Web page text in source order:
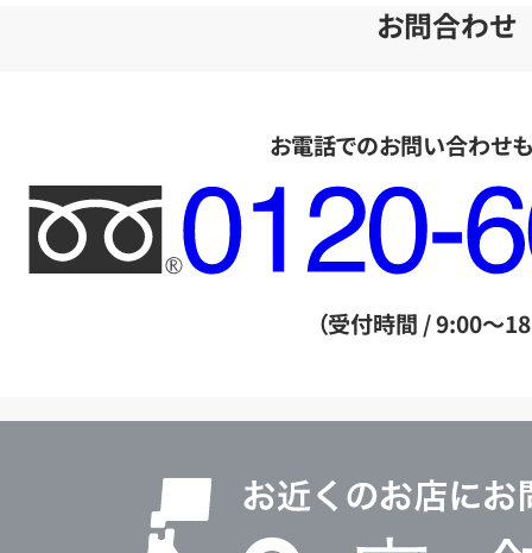
お問合わせ
お電話でのお問い合わせ
フ
リ
ー
ル
（受付時間 / 9:00～